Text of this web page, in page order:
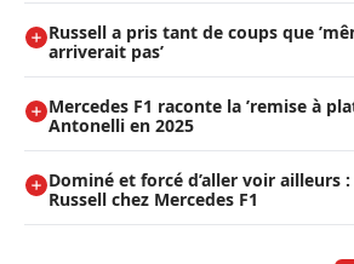
Russell a pris tant de coups que
arriverait pas’
Mercedes F1 raconte la ’remise à
Antonelli en 2025
Dominé et forcé d’aller voir ailleurs
Russell chez Mercedes F1